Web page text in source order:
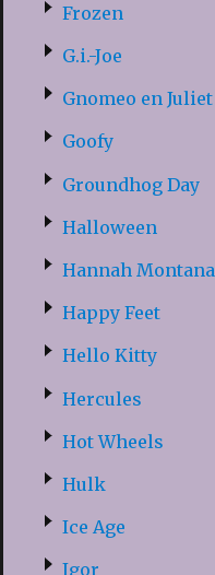
Frozen
G.i.-Joe
Gnomeo en Juliet
Goofy
Groundhog Day
Halloween
Hannah Montana
Happy Feet
Hello Kitty
Hercules
Hot Wheels
Hulk
Ice Age
Igor